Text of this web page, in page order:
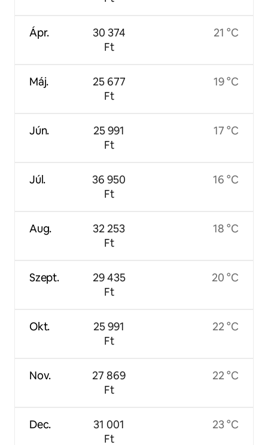
Ápr.
Máj.
Jún.
Júl.
Aug.
Szept.
Okt.
Nov.
Dec.
30 374
Ft
25 677
Ft
25 991
Ft
36 950
Ft
32 253
Ft
29 435
Ft
25 991
Ft
27 869
Ft
31 001
Ft
21 °C
19 °C
17 °C
16 °C
18 °C
20 °C
22 °C
22 °C
23 °C